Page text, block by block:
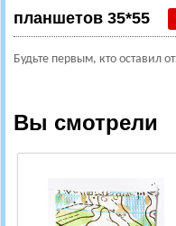
планшетов 35*55
Будьте первым, кто оставил
Вы смотрели